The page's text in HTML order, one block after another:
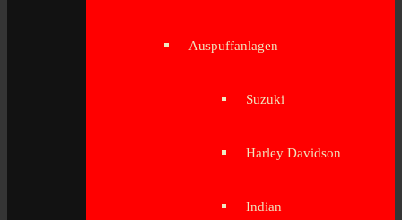
Auspuffanlagen
Suzuki
Harley Davidson
Indian